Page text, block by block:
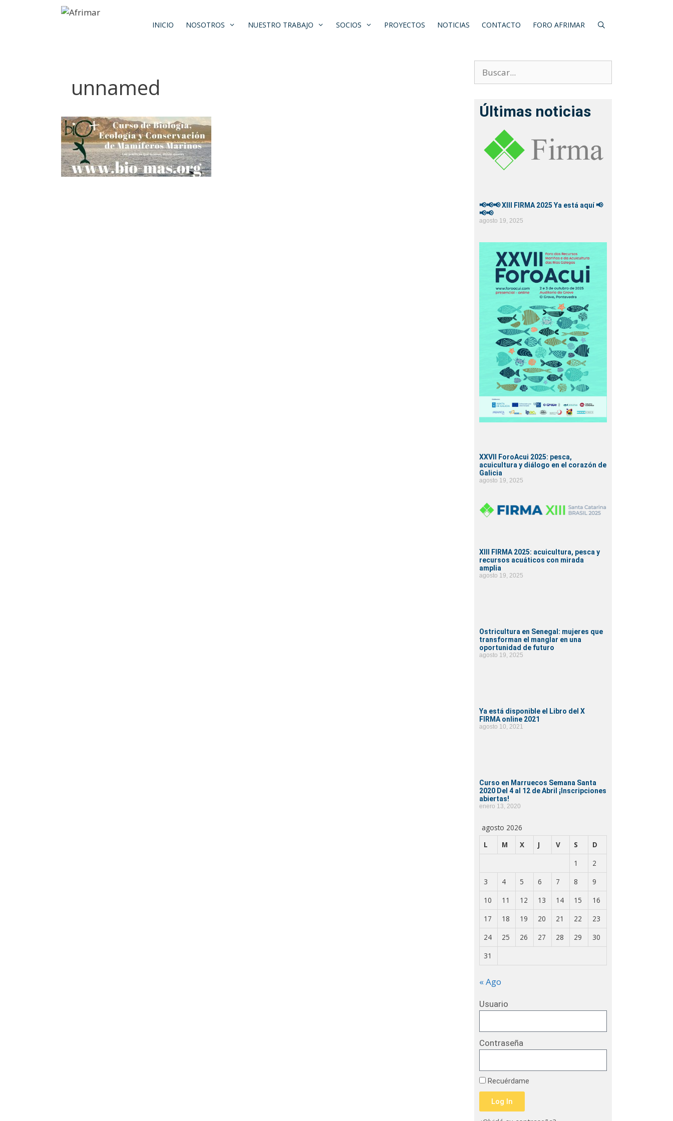
INICIO NOSOTROS NUESTRO TRABAJO SOCIOS PROYECTOS NOTICIAS CONTACTO FORO AFRIMAR
unnamed
Últimas noticias
📢📢📢 XIII FIRMA 2025 Ya está aquí 📢
📢📢
agosto 19, 2025
XXVII ForoAcui 2025: pesca,
acuicultura y diálogo en el corazón de
Galicia
agosto 19, 2025
XIII FIRMA 2025: acuicultura, pesca y
recursos acuáticos con mirada
amplia
agosto 19, 2025
Ostricultura en Senegal: mujeres que
transforman el manglar en una
oportunidad de futuro
agosto 19, 2025
Ya está disponible el Libro del X
FIRMA online 2021
agosto 10, 2021
Curso en Marruecos Semana Santa
2020 Del 4 al 12 de Abril ¡Inscripciones
abiertas!
enero 13, 2020
agosto 2026
L
M X J V S
D
1
2
3
4 5 6 7 8
9
10
11 12 13 14 15
16
17
18 19 20 21 22
23
24
25 26 27 28 29
30
31
« Ago
Usuario
Contraseña
Recuérdame
Log In